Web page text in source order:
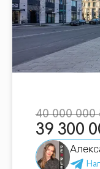
40 000 000
39 300